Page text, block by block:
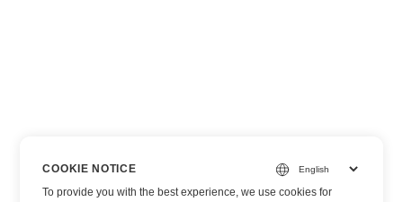
COOKIE NOTICE
To provide you with the best experience, we use cookies for